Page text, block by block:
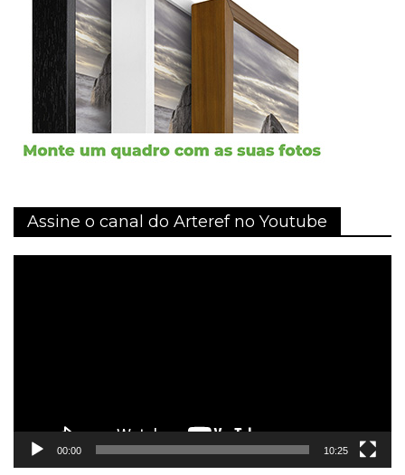
Assine o canal do Arteref no Youtube
00:00 10:25